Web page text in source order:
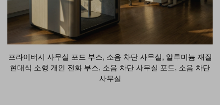
프라이버시 사무실 포드 부스, 소음 차단 사무실, 알루미늄 재질
현대식 소형 개인 전화 부스, 소음 차단 사무실 포드, 소음 차단
사무실